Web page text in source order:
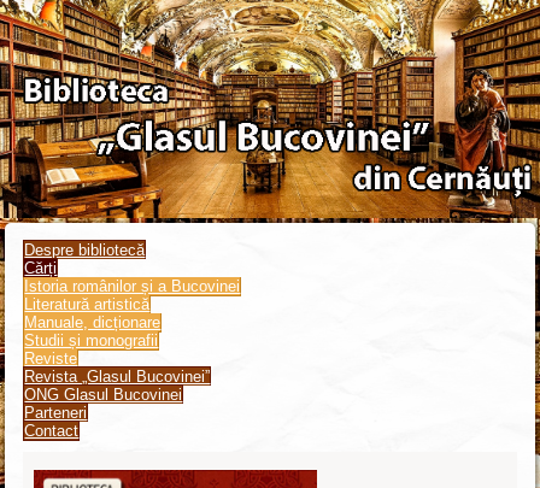
Despre bibliotecă
Cărți
Istoria românilor și a Bucovinei
Literatură artistică
Manuale, dicționare
Studii și monografii
Reviste
Revista „Glasul Bucovinei”
ONG Glasul Bucovinei
Parteneri
Contact